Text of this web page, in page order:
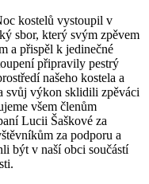
kostelů vystoupil v
sbor, který svým zpěvem
a přispěl k jedinečné
připravily pestrý
našeho kostela a
svůj výkon sklidili zpěváci
všem členům
Lucii Šaškové za
za podporu a
být v naší obci součástí